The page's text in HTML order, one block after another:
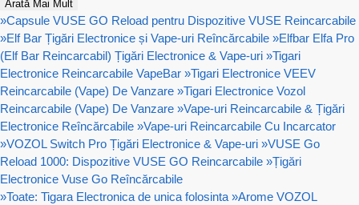
Arată Mai Mult
»Capsule VUSE GO Reload pentru Dispozitive VUSE Reincarcabile
»Elf Bar Țigări Electronice și Vape-uri Reîncărcabile »Elfbar Elfa Pro
(Elf Bar Reincarcabil) Țigări Electronice & Vape-uri »Tigari
Electronice Reincarcabile VapeBar »Tigari Electronice VEEV
Reincarcabile (Vape) De Vanzare »Tigari Electronice Vozol
Reincarcabile (Vape) De Vanzare »Vape-uri Reincarcabile & Țigări
Electronice Reîncărcabile »Vape-uri Reincarcabile Cu Incarcator
»VOZOL Switch Pro Țigări Electronice & Vape-uri »VUSE Go
Reload 1000: Dispozitive VUSE GO Reincarcabile »Țigări
Electronice Vuse Go Reîncărcabile
»Toate: Tigara Electronica de unica folosinta »Arome VOZOL